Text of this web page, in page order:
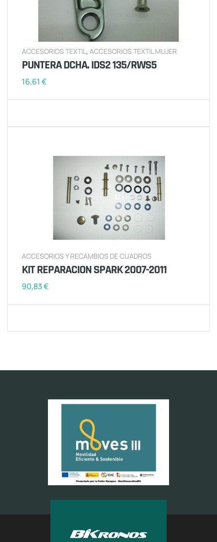
ACCESORIOS TEXTIL , ACCESORIOS TEXTIL MUJER
PUNTERA DCHA. IDS2 135/RWS5
16,61 €
ACCESORIOS Y RECAMBIOS DE CUADROS
KIT REPARACION SPARK 2007-2011
90,83€